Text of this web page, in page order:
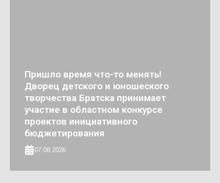
Пришло время что-то менять!
Дворец детского и юношеского
творчества Братска принимает
участие в областном конкурсе
проектов инициативного
бюджетирования
07.08.2026